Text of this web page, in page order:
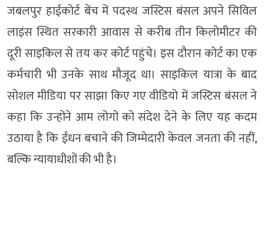
जबलपुर हाईकोर्ट बेंच में पदस्थ जस्टिस बंसल अपने सिविल
लाइंस स्थित सरकारी आवास से करीब तीन किलोमीटर की
दूरी साइकिल से तय कर कोर्ट पहुंचे। इस दौरान कोर्ट का एक
कर्मचारी भी उनके साथ मौजूद था। साइकिल यात्रा के बाद
सोशल मीडिया पर साझा किए गए वीडियो में जस्टिस बंसल ने
कहा कि उन्होंने आम लोगों को संदेश देने के लिए यह कदम
उठाया है कि ईंधन बचाने की जिम्मेदारी केवल जनता की नहीं,
बल्कि न्यायाधीशों की भी है।